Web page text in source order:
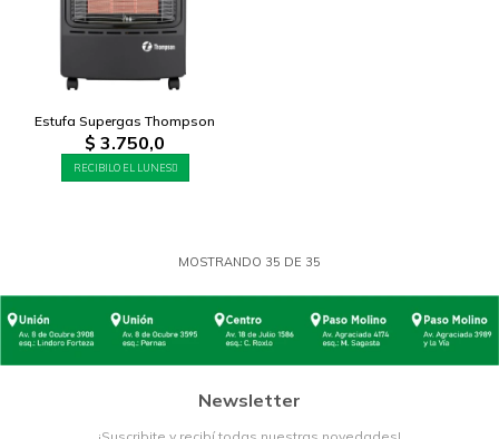
Estufa Supergas Thompson
$ 3.750,0
RECIBILO EL LUNES
MOSTRANDO 35 DE 35
Newsletter